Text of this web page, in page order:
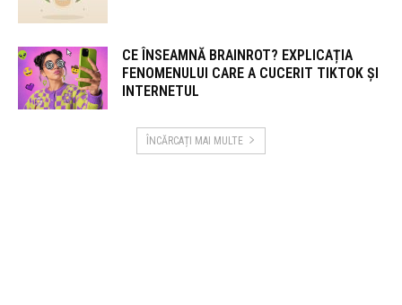
CE ÎNSEAMNĂ BRAINROT? EXPLICAȚIA
FENOMENULUI CARE A CUCERIT TIKTOK ȘI
INTERNETUL
ÎNCĂRCAȚI MAI MULTE